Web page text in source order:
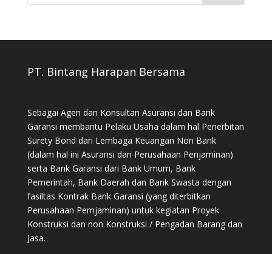
PT. Bintang Harapan Bersama
Sebagai Agen dan Konsultan Asuransi dan Bank
Garansi membantu Pelaku Usaha dalam hal Penerbitan
Surety Bond dari Lembaga Keuangan Non Bank
(dalam hal ini Asuransi dan Perusahaan Penjaminan)
serta Bank Garansi dari Bank Umum, Bank
Pemerintah, Bank Daerah dan Bank Swasta dengan
fasiltas Kontrak Bank Garansi (yang diterbitkan
Perusahaan Pemjaminan) untuk kegiatan Proyek
Konstruksi dan non Konstruksi / Pengadan Barang dan
Jasa.